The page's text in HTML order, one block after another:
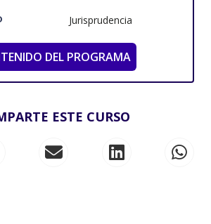
Jurisprudencia
DEL PROGRAMA
ESTE CURSO